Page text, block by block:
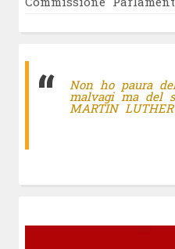
Non ho paura
malvagi ma del
MARTIN